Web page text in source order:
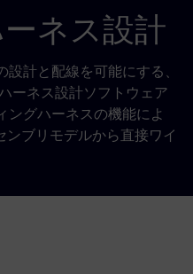
ネス設計
計と配線を可能にする、
ーネス設計ソフトウェア
ングハーネスの機能によ
ンブリモデルから直接ワイ